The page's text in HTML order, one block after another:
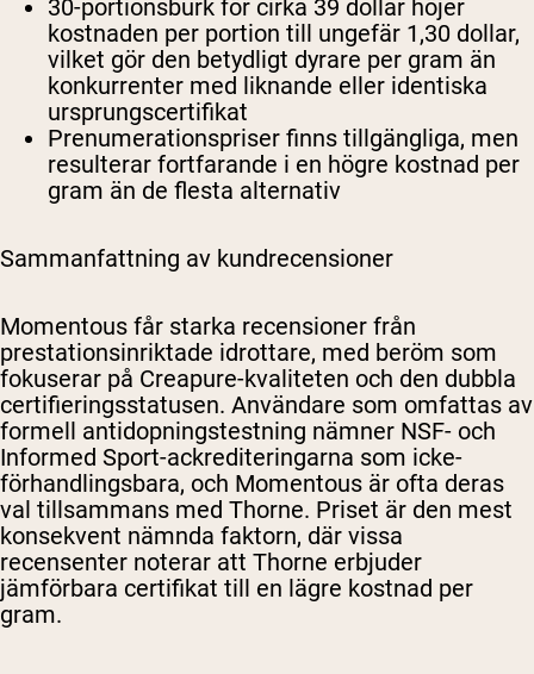
30-portionsburk för cirka 39 dollar höjer
kostnaden per portion till ungefär 1,30 dollar,
vilket gör den betydligt dyrare per gram än
konkurrenter med liknande eller identiska
ursprungscertifikat
Prenumerationspriser finns tillgängliga, men
resulterar fortfarande i en högre kostnad per
gram än de flesta alternativ
Sammanfattning av kundrecensioner
Momentous får starka recensioner från
prestationsinriktade idrottare, med beröm som
fokuserar på Creapure-kvaliteten och den dubbla
certifieringsstatusen. Användare som omfattas av
formell antidopningstestning nämner NSF- och
Informed Sport-ackrediteringarna som icke-
förhandlingsbara, och Momentous är ofta deras
val tillsammans med Thorne. Priset är den mest
konsekvent nämnda faktorn, där vissa
recensenter noterar att Thorne erbjuder
jämförbara certifikat till en lägre kostnad per
gram.